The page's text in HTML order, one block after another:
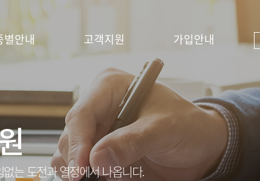
별안내 고객지원 가입안내
는 도전과 열정에서 나옵니다.